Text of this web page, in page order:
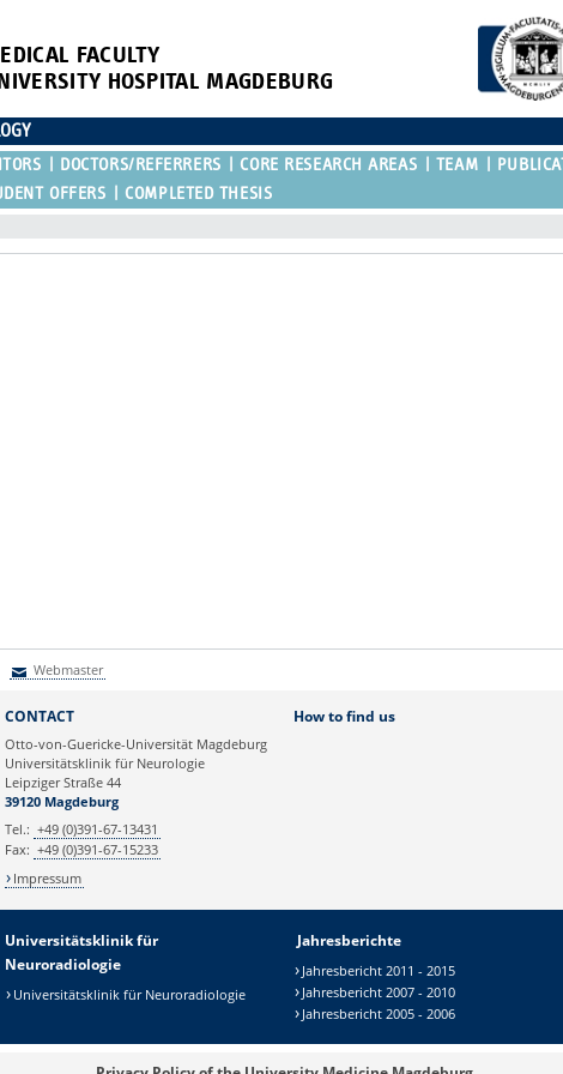
FACULTY
HOSPITAL MAGDEBURG
DOCTORS/REFERRERS CORE RESEARCH AREAS TEAM
OFFERS COMPLETED THESIS
Webmaster
CONTACT
Otto-von-Guericke-Universität Magdeburg
Universitätsklinik für Neurologie
Leipziger Straße 44
39120 Magdeburg
Tel.: +49 (0)391-67-13431
Fax: +49 (0)391-67-15233
Impressum
How to find us
Universitätsklinik für
Neuroradiologie
Universitätsklinik für Neuroradiologie
Jahresberichte
Jahresbericht 2011 - 2015
Jahresbericht 2007 - 2010
Jahresbericht 2005 - 2006